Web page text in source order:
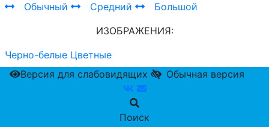
Обычный
Средний
Большой
ИЗОБРАЖЕНИЯ:
Черно-белые Цветные
Версия для слабовидящих
Обычная версия
Поиск